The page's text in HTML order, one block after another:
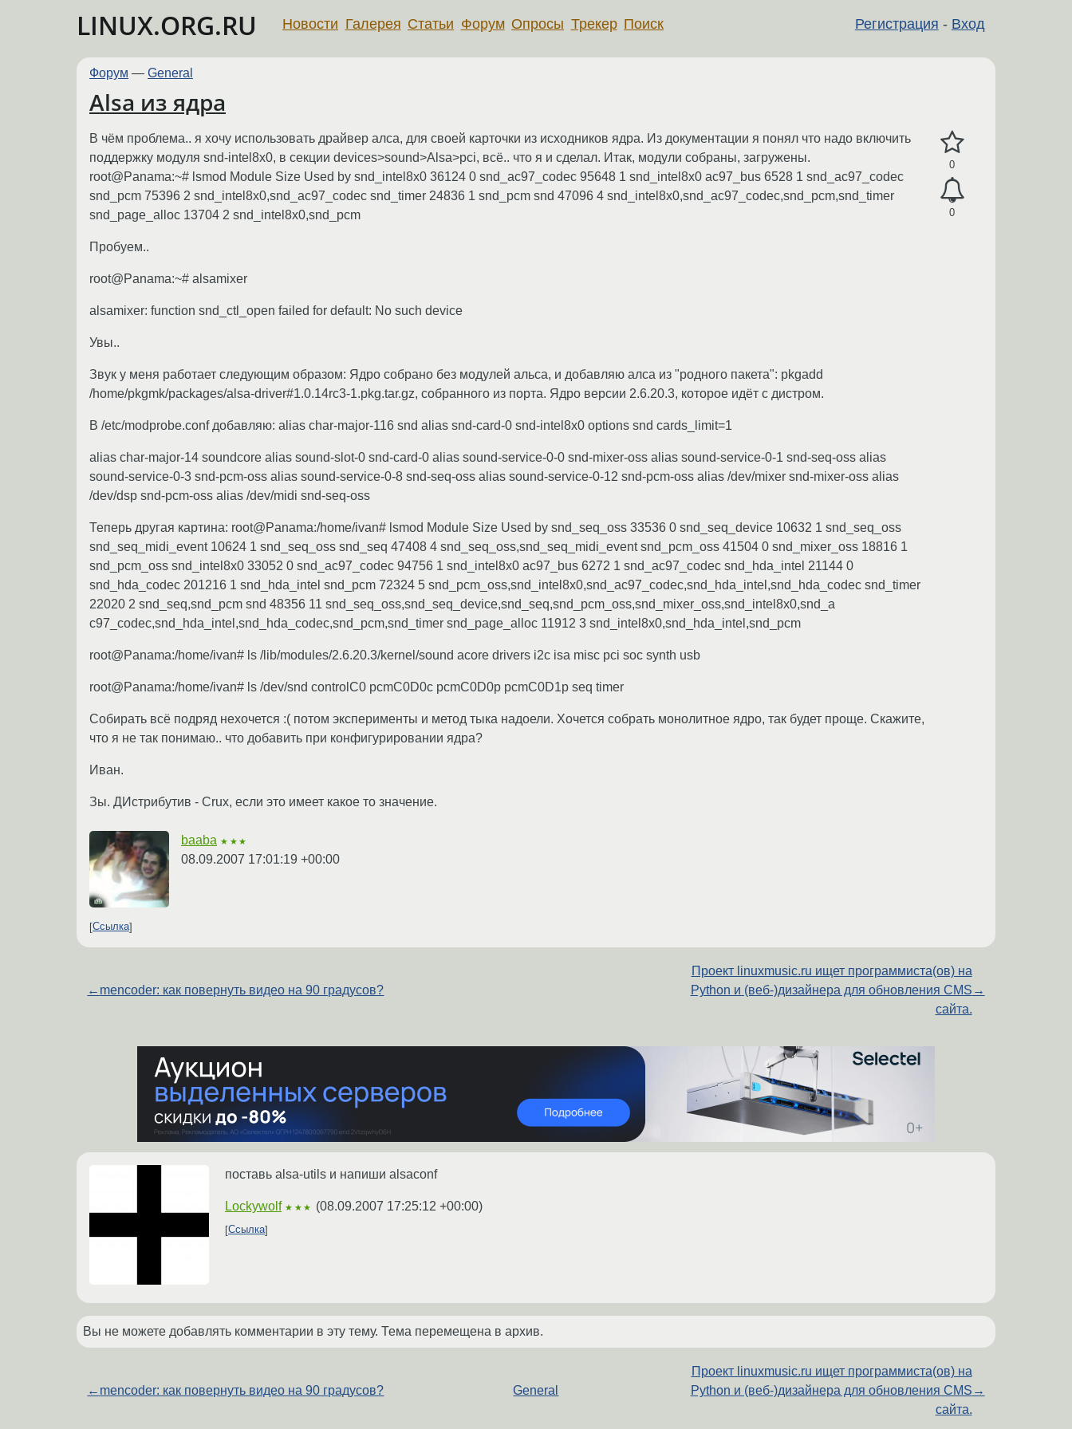
LINUX.ORG.RU Регистрация - Вход
Новости Галерея Статьи Форум Опросы Трекер Поиск
Форум — General
Alsa из ядра
0
0
В чём проблема.. я хочу использовать драйвер алса, для своей карточки из исходников ядра. Из документации я понял что надо включить
поддержку модуля snd-intel8x0, в секции devices>sound>Alsa>pci, всё.. что я и сделал. Итак, модули собраны, загружены.
root@Panama:~# lsmod Module Size Used by snd_intel8x0 36124 0 snd_ac97_codec 95648 1 snd_intel8x0 ac97_bus 6528 1 snd_ac97_codec
snd_pcm 75396 2 snd_intel8x0,snd_ac97_codec snd_timer 24836 1 snd_pcm snd 47096 4 snd_intel8x0,snd_ac97_codec,snd_pcm,snd_timer
snd_page_alloc 13704 2 snd_intel8x0,snd_pcm
Пробуем..
root@Panama:~# alsamixer
alsamixer: function snd_ctl_open failed for default: No such device
Увы..
Звук у меня работает следующим образом: Ядро собрано без модулей альса, и добавляю алса из "родного пакета": pkgadd
/home/pkgmk/packages/alsa-driver#1.0.14rc3-1.pkg.tar.gz, собранного из порта. Ядро версии 2.6.20.3, которое идёт с дистром.
В /etc/modprobe.conf добавляю: alias char-major-116 snd alias snd-card-0 snd-intel8x0 options snd cards_limit=1
alias char-major-14 soundcore alias sound-slot-0 snd-card-0 alias sound-service-0-0 snd-mixer-oss alias sound-service-0-1 snd-seq-oss alias
sound-service-0-3 snd-pcm-oss alias sound-service-0-8 snd-seq-oss alias sound-service-0-12 snd-pcm-oss alias /dev/mixer snd-mixer-oss alias
/dev/dsp snd-pcm-oss alias /dev/midi snd-seq-oss
Теперь другая картина: root@Panama:/home/ivan# lsmod Module Size Used by snd_seq_oss 33536 0 snd_seq_device 10632 1 snd_seq_oss
snd_seq_midi_event 10624 1 snd_seq_oss snd_seq 47408 4 snd_seq_oss,snd_seq_midi_event snd_pcm_oss 41504 0 snd_mixer_oss 18816 1
snd_pcm_oss snd_intel8x0 33052 0 snd_ac97_codec 94756 1 snd_intel8x0 ac97_bus 6272 1 snd_ac97_codec snd_hda_intel 21144 0
snd_hda_codec 201216 1 snd_hda_intel snd_pcm 72324 5 snd_pcm_oss,snd_intel8x0,snd_ac97_codec,snd_hda_intel,snd_hda_codec snd_timer
22020 2 snd_seq,snd_pcm snd 48356 11 snd_seq_oss,snd_seq_device,snd_seq,snd_pcm_oss,snd_mixer_oss,snd_intel8x0,snd_a
c97_codec,snd_hda_intel,snd_hda_codec,snd_pcm,snd_timer snd_page_alloc 11912 3 snd_intel8x0,snd_hda_intel,snd_pcm
root@Panama:/home/ivan# ls /lib/modules/2.6.20.3/kernel/sound acore drivers i2c isa misc pci soc synth usb
root@Panama:/home/ivan# ls /dev/snd controlC0 pcmC0D0c pcmC0D0p pcmC0D1p seq timer
Собирать всё подряд нехочется :( потом эксперименты и метод тыка надоели. Хочется собрать монолитное ядро, так будет проще. Скажите,
что я не так понимаю.. что добавить при конфигурировании ядра?
Иван.
Зы. ДИстрибутив - Crux, если это имеет какое то значение.
baaba ★★★
08.09.2007 17:01:19 +00:00
Ссылка
← mencoder: как повернуть видео на 90 градусов?
Проект linuxmusic.ru ищет программиста(ов) на
Python и (веб-)дизайнера для обновления CMS
сайта.
→
поставь alsa-utils и напиши alsaconf
Lockywolf ★★★ (08.09.2007 17:25:12 +00:00)
Ссылка
Вы не можете добавлять комментарии в эту тему. Тема перемещена в архив.
← mencoder: как повернуть видео на 90 градусов? General
Проект linuxmusic.ru ищет программиста(ов) на
Python и (веб-)дизайнера для обновления CMS
сайта.
→